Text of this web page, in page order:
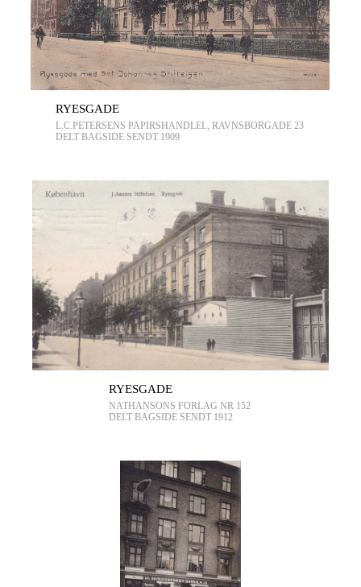
RYESGADE
L.C.PETERSENS PAPIRSHANDLEL, RAVNSBORGADE 23
DELT BAGSIDE SENDT 1909
RYESGADE
NATHANSONS FORLAG NR 152
DELT BAGSIDE SENDT 1912